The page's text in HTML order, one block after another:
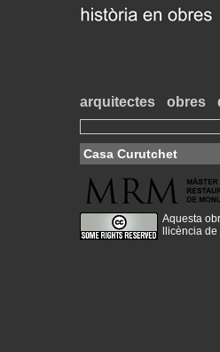
arquitectes obres
Casa Curutchet
Aquesta
llicència